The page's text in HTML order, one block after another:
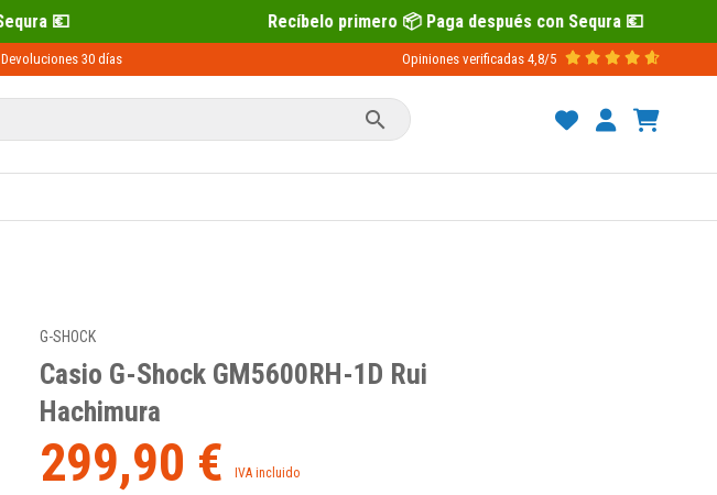
Recíbelo primero 📦 Paga después con Sequra 💶
Devoluciones 30 días Opiniones verificadas 4,8/5

G-SHOCK
Casio G-Shock GM5600RH-1D Rui
Hachimura
299,90 € IVA incluido